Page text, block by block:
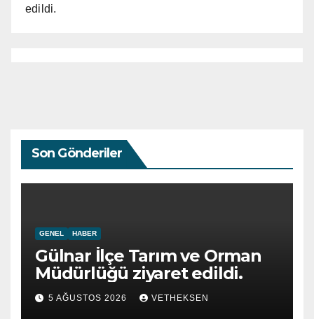
edildi.
Son Gönderiler
GENEL HABER
Gülnar İlçe Tarım ve Orman
Müdürlüğü ziyaret edildi.
5 AĞUSTOS 2026 VETHEKSEN